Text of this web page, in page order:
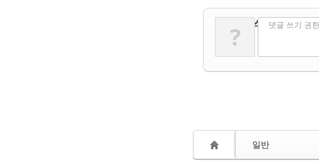
댓글 쓰기
? 댓글 쓰기 권
일반